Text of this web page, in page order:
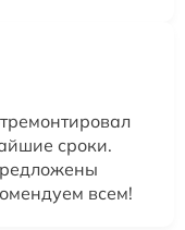
сроки.
всем!